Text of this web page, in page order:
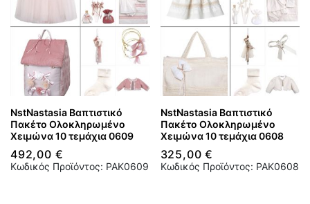
NstNastasia Βαπτιστικό
Πακέτο Ολοκληρωμένο
Χειμώνα 10 τεμάχια 0609
492,00 €
Κωδικός Προϊόντος: PAK0609
NstNastasia Βαπτιστικό
Πακέτο Ολοκληρωμένο
Χειμώνα 10 τεμάχια 0608
325,00 €
Κωδικός Προϊόντος: PAK0608